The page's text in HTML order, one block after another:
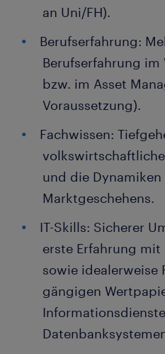
an Uni/FH).
Berufserfahrung:
Berufserfahrung
bzw. im Asset
Voraussetzung).
Fachwissen:
und die
Marktgeschehens.
IT-Skills: Sicherer
erste Erfahrung mit
sowie idealerweise
gängigen